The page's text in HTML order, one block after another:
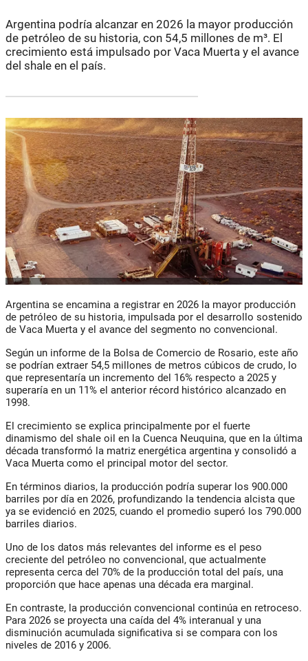
Argentina podría alcanzar en 2026 la mayor producción
de petróleo de su historia, con 54,5 millones de m³. El
crecimiento está impulsado por Vaca Muerta y el avance
del shale en el país.
Argentina se encamina a registrar en 2026 la mayor producción
de petróleo de su historia, impulsada por el desarrollo sostenido
de Vaca Muerta y el avance del segmento no convencional.
Según un informe de la Bolsa de Comercio de Rosario, este año
se podrían extraer 54,5 millones de metros cúbicos de crudo, lo
que representaría un incremento del 16% respecto a 2025 y
superaría en un 11% el anterior récord histórico alcanzado en
1998.
El crecimiento se explica principalmente por el fuerte
dinamismo del shale oil en la Cuenca Neuquina, que en la última
década transformó la matriz energética argentina y consolidó a
Vaca Muerta como el principal motor del sector.
En términos diarios, la producción podría superar los 900.000
barriles por día en 2026, profundizando la tendencia alcista que
ya se evidenció en 2025, cuando el promedio superó los 790.000
barriles diarios.
Uno de los datos más relevantes del informe es el peso
creciente del petróleo no convencional, que actualmente
representa cerca del 70% de la producción total del país, una
proporción que hace apenas una década era marginal.
En contraste, la producción convencional continúa en retroceso.
Para 2026 se proyecta una caída del 4% interanual y una
disminución acumulada significativa si se compara con los
niveles de 2016 y 2006.